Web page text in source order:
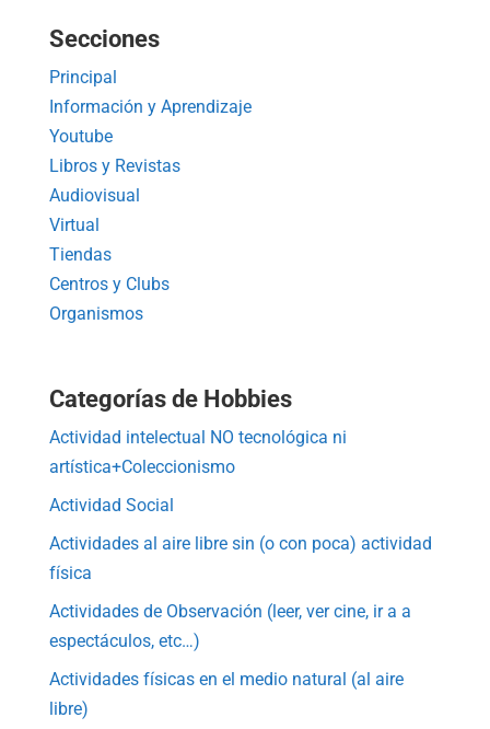
Secciones
Principal
Información y Aprendizaje
Youtube
Libros y Revistas
Audiovisual
Virtual
Tiendas
Centros y Clubs
Organismos
Categorías de Hobbies
Actividad intelectual NO tecnológica ni
artística+Coleccionismo
Actividad Social
Actividades al aire libre sin (o con poca) actividad
física
Actividades de Observación (leer, ver cine, ir a a
espectáculos, etc…)
Actividades físicas en el medio natural (al aire
libre)